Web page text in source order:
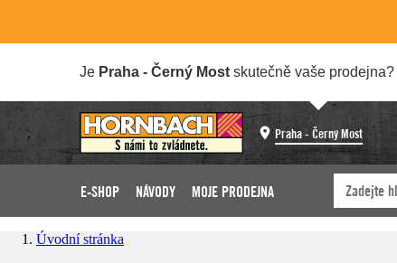
Je Praha - Černý Most skutečně vaše prodejna?
Praha - Černý Most
E-SHOP NÁVODY MOJE PRODEJNA
Úvodní stránka